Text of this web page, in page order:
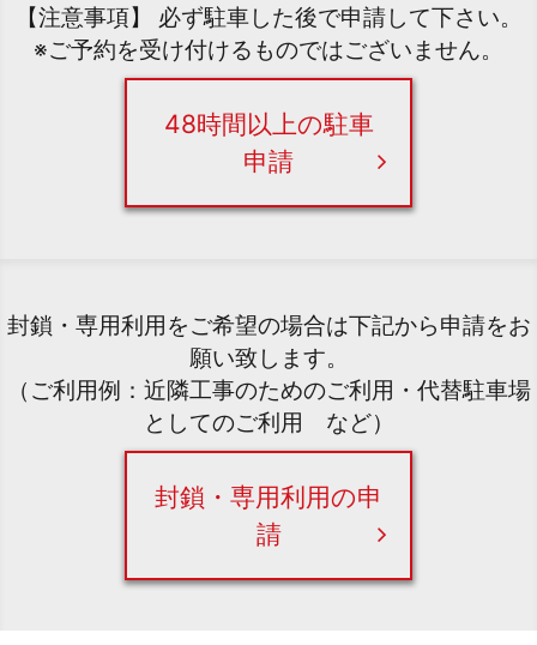
【注意事項】 必ず駐車した後で申請して下さい。
※ご予約を受け付けるものではございません。
48時間以上の駐車
申請
封鎖・専用利用をご希望の場合は下記から申請をお
願い致します。
（ご利用例：近隣工事のためのご利用・代替駐車場
としてのご利用 など）
封鎖・専用利用の申
請